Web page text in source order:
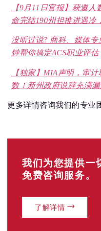
【9月11日官报】获邀
命完结190州担推进遇冷
没听过说? 商科、媒体
钟帮你搞定ACS职业评估
【独家】MIA声明，审
数！新州政府说辞充满
更多详情咨询我们的专业
我们为您提供一
免费咨询服务。
了解详情